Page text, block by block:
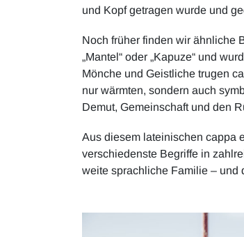
und Kopf getragen wurde und
Noch früher finden wir ähnliche
„Mantel“ oder „Kapuze“ und
Mönche und Geistliche trugen
nur wärmten, sondern auch
Demut, Gemeinschaft und den
Aus diesem lateinischen cappa
verschiedenste Begriffe in
weite sprachliche Familie – und